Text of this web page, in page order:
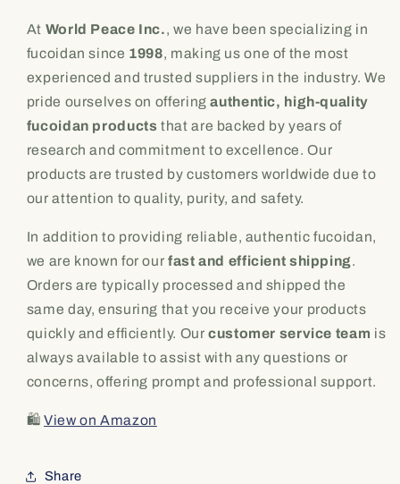
At World Peace Inc., we have been specializing in
fucoidan since 1998, making us one of the most
experienced and trusted suppliers in the industry. We
pride ourselves on offeringauthentic, high-quality
fucoidan products that are backed by years of
research and commitment to excellence. Our
products are trusted by customers worldwide due to
our attention to quality, purity, and safety.
In addition to providing reliable, authentic fucoidan,
we are known for our fast and efficient shipping.
Orders are typically processed and shipped the
same day, ensuring that you receive your products
quickly and efficiently. Ourcustomer service team is
always available to assist with any questions or
concerns, offering prompt and professional support.
🛍️View on Amazon
Share